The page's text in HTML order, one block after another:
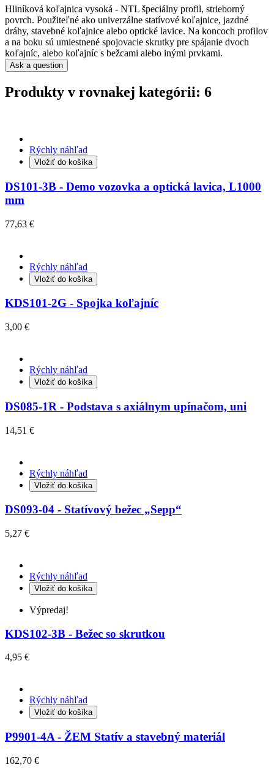
Hliníková koľajnica vysoká - NTL špeciálny profil, strieborný
povrch. Použiteľné ako univerzálne statívové koľajnice, jazdné
dráhy, stavebné koľajnice alebo optické lavice. Na koncoch profilov
a na boku sú umiestnené spojovacie skrutky pre spájanie dvoch
koľajníc, alebo koľajníc s bežcami alebo inými prvkami.
Ask a question
Produkty v rovnakej kategórii: 6
Rýchly náhľad
Vložiť do košíka
DS101-3B - Demo vozovka a optická lavica, L1000
mm
77,63 €
Rýchly náhľad
Vložiť do košíka
KDS101-2G - Spojka koľajníc
3,00 €
Rýchly náhľad
Vložiť do košíka
DS085-1R - Podstava s axiálnym upínačom, uni
14,51 €
Rýchly náhľad
Vložiť do košíka
DS093-04 - Statívový bežec „Sepp“
5,27 €
Rýchly náhľad
Vložiť do košíka
Výpredaj!
KDS102-3B - Bežec so skrutkou
4,95 €
Rýchly náhľad
Vložiť do košíka
P9901-4A - ŽEM Statív a stavebný materiál
162,70 €